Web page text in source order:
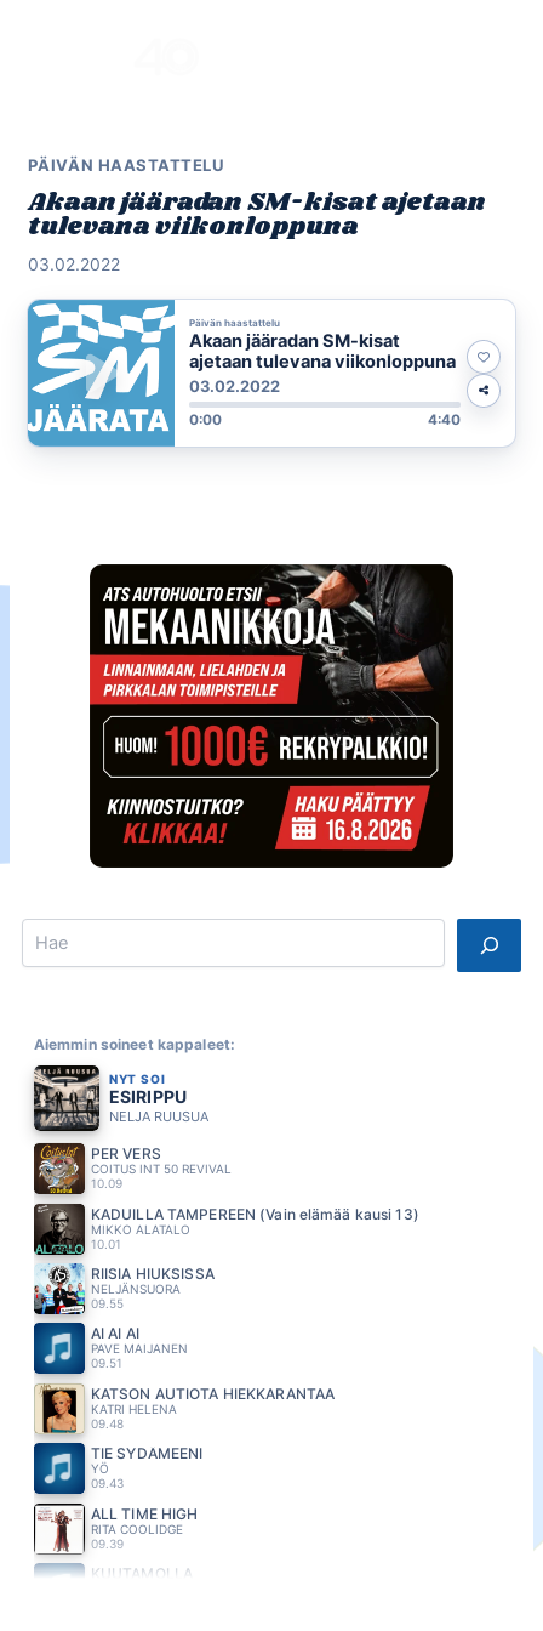
PÄIVÄN HAASTATTELU
Akaan jääradan SM-kisat ajetaan
tulevana viikonloppuna
03.02.2022
Päivän haastattelu
Akaan jääradan SM-kisat
ajetaan tulevana viikonloppuna
03.02.2022
0:00 4:40
Search
Aiemmin soineet kappaleet:
NYT SOI
ESIRIPPU
NELJA RUUSUA
PER VERS
COITUS INT 50 REVIVAL
10.09
KADUILLA TAMPEREEN (Vain elämää kausi 13)
MIKKO ALATALO
10.01
RIISIA HIUKSISSA
NELJÄNSUORA
09.55
AI AI AI
PAVE MAIJANEN
09.51
KATSON AUTIOTA HIEKKARANTAA
KATRI HELENA
09.48
TIE SYDÄMEENI
YÖ
09.43
ALL TIME HIGH
RITA COOLIDGE
09.39
KUUTAMOLLA